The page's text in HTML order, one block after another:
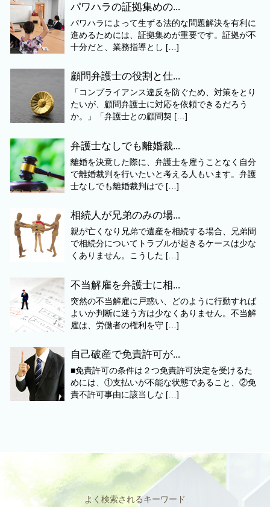
パワハラの証拠集めの...
パワハラによって生ずる法的な問題解決を有利に
進めるためには、証拠集めが重要です。証拠が不
十分だと、業務指導とし […]
顧問弁護士の役割と仕...
「コンプライアンス違反を防ぐため、対策をとり
たいが、顧問弁護士に対応を依頼できるだろう
か。」「弁護士との顧問契 […]
弁護士なしでも離婚裁...
離婚を決意した際に、弁護士を雇うことなく自分
で離婚裁判を行いたいと考える人もいます。弁護
士なしでも離婚裁判はで […]
相続人が兄弟のみの場...
親が亡くなり兄弟で遺産を相続する場合、兄弟間
で相続分についてトラブルが起きるケースは少な
くありません。こうした […]
不当解雇を弁護士に相...
突然の不当解雇に戸惑い、どのように行動すれば
よいか判断に迷う方は少なくありません。不当解
雇は、労働者の権利を守 […]
自己破産で免責許可が...
■免責許可の条件は２つ免責許可決定を受けるた
めには、①支払いが不能な状態であること、②免
責不許可事由に該当しな […]
よく検索されるキーワード